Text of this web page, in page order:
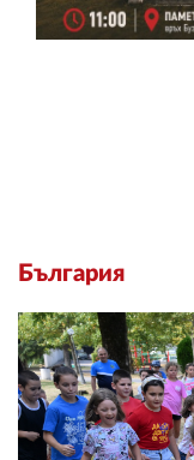
България